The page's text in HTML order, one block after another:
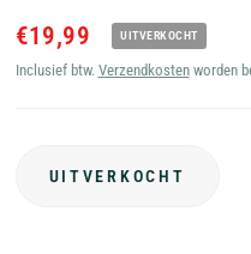
€19,99 UITVERKOCHT
Inclusief btw. Verzendkostenworden
UITVERKOCHT